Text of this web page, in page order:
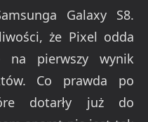
Galaxy S8.
że Pixel odda
na pierwszy wynik
Co prawda po
dotarły już do